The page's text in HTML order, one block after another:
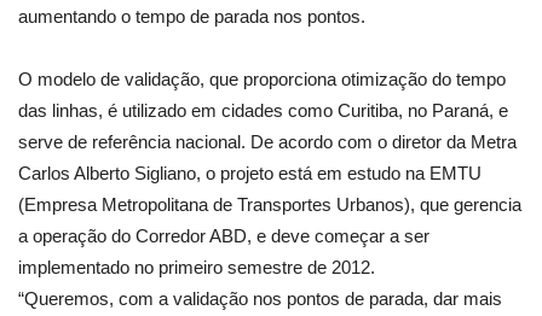
aumentando o tempo de parada nos pontos.
O modelo de validação, que proporciona otimização do tempo
das linhas, é utilizado em cidades como Curitiba, no Paraná, e
serve de referência nacional. De acordo com o diretor da Metra
Carlos Alberto Sigliano, o projeto está em estudo na EMTU
(Empresa Metropolitana de Transportes Urbanos), que gerencia
a operação do Corredor ABD, e deve começar a ser
implementado no primeiro semestre de 2012.
“Queremos, com a validação nos pontos de parada, dar mais